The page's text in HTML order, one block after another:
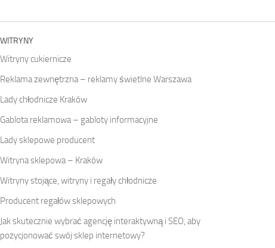
WITRYNY
Witryny cukiernicze
Reklama zewnętrzna – reklamy świetlne Warszawa
Lady chłodnicze Kraków
Gablota reklamowa – gabloty informacyjne
Lady sklepowe producent
Witryna sklepowa – Kraków
Witryny stojące, witryny i regały chłodnicze
Producent regałów sklepowych
Jak skutecznie wybrać agencję interaktywną i SEO, aby
pozycjonować swój sklep internetowy?